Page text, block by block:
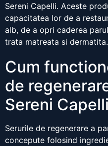
Sereni Capelli. Aceste
capacitatea lor de a
alb, de a opri caderea
trata matreata si dermatita.
Cum
de
Sereni
Serurile de regenerare a
concepute folosind